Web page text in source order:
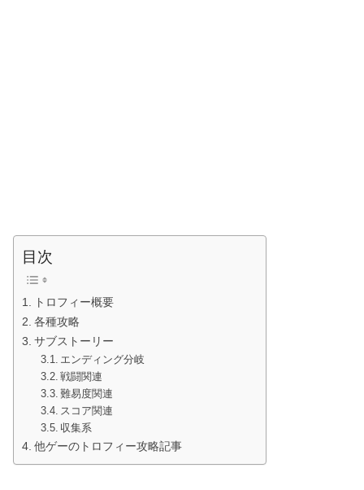
目次
トロフィー概要
各種攻略
サブストーリー
エンディング分岐
戦闘関連
難易度関連
スコア関連
収集系
他ゲーのトロフィー攻略記事